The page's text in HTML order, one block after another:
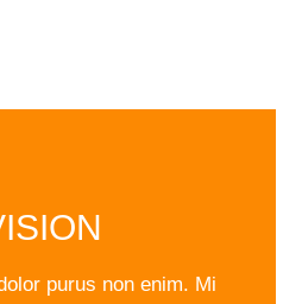
purus non enim. Mi